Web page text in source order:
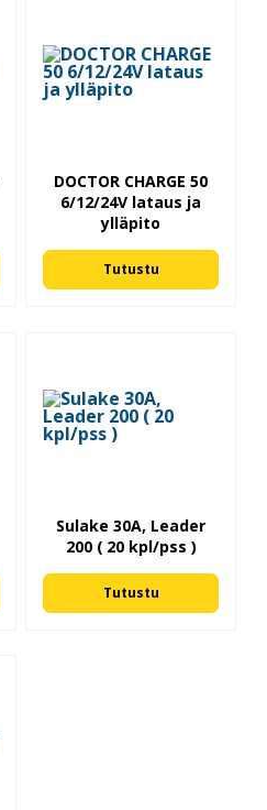
DOCTOR CHARGE 50
6/12/24V lataus ja
ylläpito
Tutustu
Sulake 30A, Leader
200 ( 20 kpl/pss )
Tutustu